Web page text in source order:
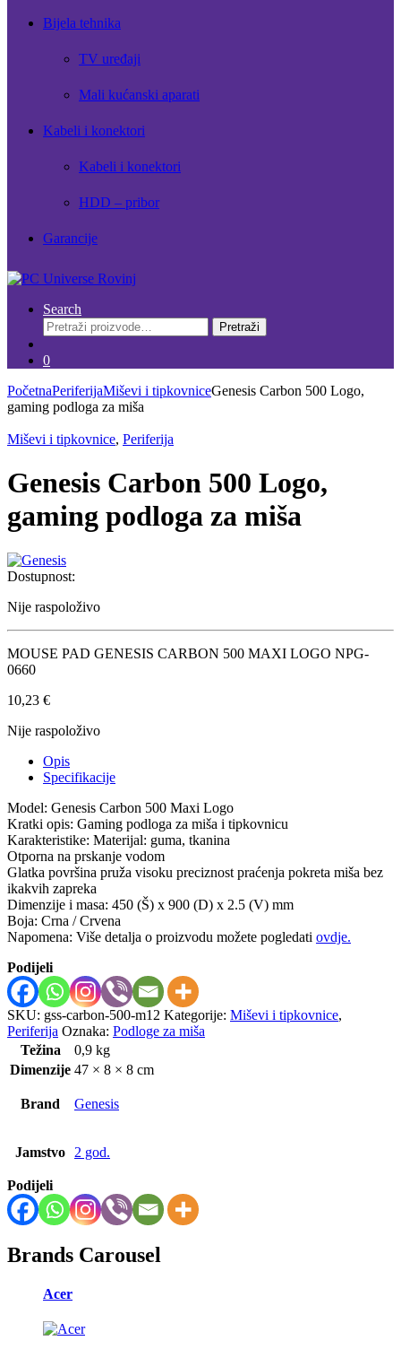
Bijela tehnika
TV uređaji
Mali kućanski aparati
Kabeli i konektori
Kabeli i konektori
HDD – pribor
Garancije
Search
Pretraži:
Pretraži
0
PočetnaPeriferijaMiševi i tipkovniceGenesis Carbon 500 Logo,
gaming podloga za miša
Miševi i tipkovnice, Periferija
Genesis Carbon 500 Logo,
gaming podloga za miša
Dostupnost:
Nije raspoloživo
MOUSE PAD GENESIS CARBON 500 MAXI LOGO NPG-
0660
10,23 €
Nije raspoloživo
Opis
Specifikacije
Model: Genesis Carbon 500 Maxi Logo
Kratki opis: Gaming podloga za miša i tipkovnicu
Karakteristike: Materijal: guma, tkanina
Otporna na prskanje vodom
Glatka površina pruža visoku preciznost praćenja pokreta miša bez
ikakvih zapreka
Dimenzije i masa: 450 (Š) x 900 (D) x 2.5 (V) mm
Boja: Crna / Crvena
Napomena: Više detalja o proizvodu možete pogledati ovdje.
Podijeli
SKU: gss-carbon-500-m12 Kategorije: Miševi i tipkovnice,
Periferija Oznaka: Podloge za miša
Težina
0,9 kg
Dimenzije 47 × 8 × 8 cm
Brand Genesis
Jamstvo 2 god.
Podijeli
Brands Carousel
Acer